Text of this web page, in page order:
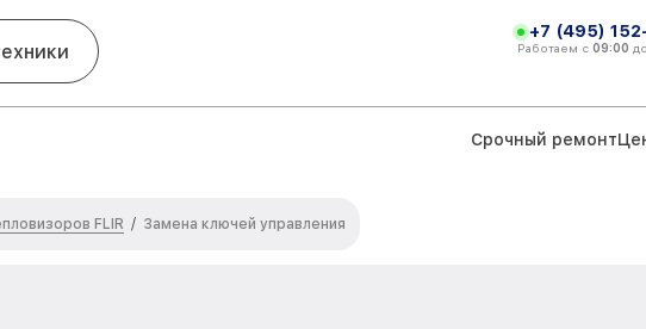
+7 (495)
Работаем с 09:00
Срочный ремонт
FLIR / Замена ключей управления